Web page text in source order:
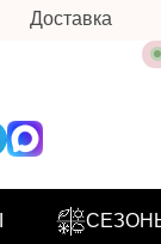
Доставка